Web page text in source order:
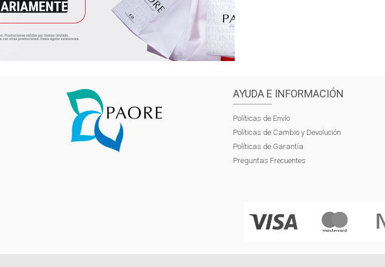
AYUDA E INFORMACIÓN
Políticas de Envío
Políticas de Cambio y Devolución
Políticas de Garantía
Preguntas Frecuentes